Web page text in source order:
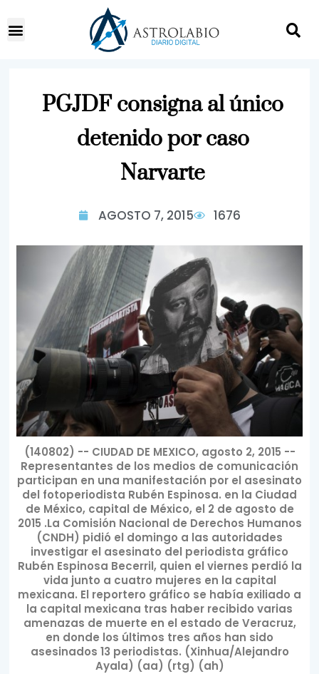
PGJDF consigna al único
detenido por caso
Narvarte
AGOSTO 7, 2015 1676
(140802) -- CIUDAD DE MEXICO, agosto 2, 2015 --
Representantes de los medios de comunicación
participan en una manifestación por el asesinato
del fotoperiodista Rubén Espinosa. en la Ciudad
de México, capital de México, el 2 de agosto de
2015 .La Comisión Nacional de Derechos Humanos
(CNDH) pidió el domingo a las autoridades
investigar el asesinato del periodista gráfico
Rubén Espinosa Becerril, quien el viernes perdió la
vida junto a cuatro mujeres en la capital
mexicana. El reportero gráfico se había exiliado a
la capital mexicana tras haber recibido varias
amenazas de muerte en el estado de Veracruz,
en donde los últimos tres años han sido
asesinados 13 periodistas. (Xinhua/Alejandro
Ayala) (aa) (rtg) (ah)